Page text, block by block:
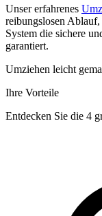
Unser erfahrenes
reibungslosen
System die sichere
garantiert.
Umziehen leicht
Ihre Vorteile
Entdecken Sie die 4